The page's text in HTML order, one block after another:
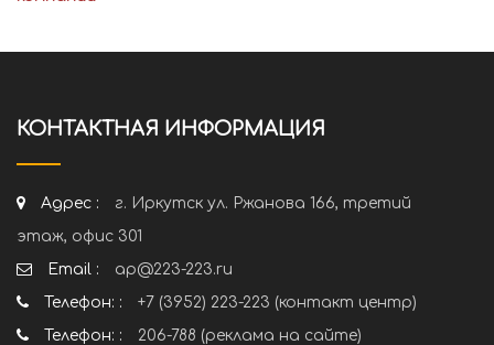
КОНТАКТНАЯ ИНФОРМАЦИЯ
Адрес :
г. Иркутск ул. Ржанова 166, третий
этаж, офис 301
Email :
ap@223-223.ru
Телефон: :
+7 (3952) 223-223 (контакт центр)
Телефон: :
206-788 (реклама на сайте)